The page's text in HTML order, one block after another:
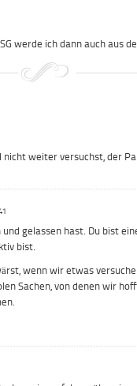
werde ich dann auch aus
nicht weiter versuchst, der
und gelassen hast. Du bist
bist.
wenn wir etwas
Sachen, von denen wir